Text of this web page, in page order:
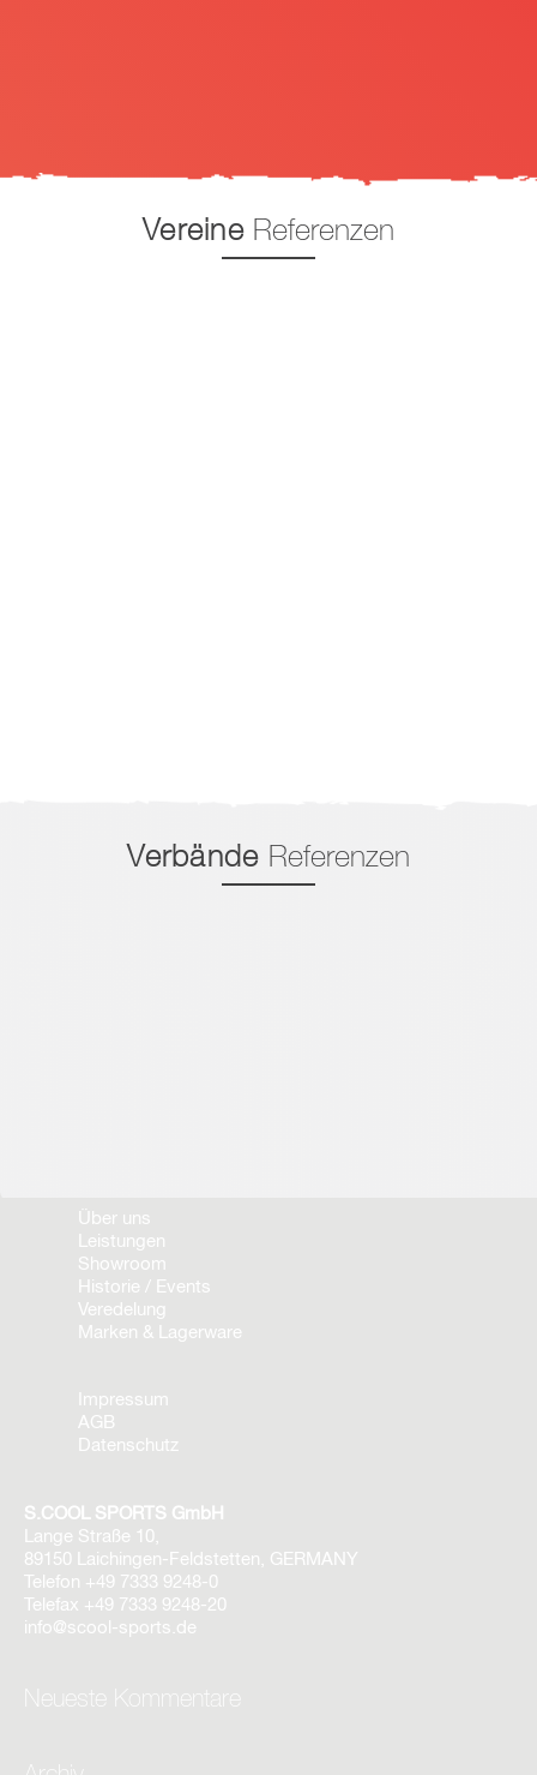
Vereine Referenzen
Verbände Referenzen
Über uns
Leistungen
Showroom
Historie / Events
Veredelung
Marken & Lagerware
Impressum
AGB
Datenschutz
S.COOL SPORTS GmbH
Lange Straße 10,
89150 Laichingen-Feldstetten, GERMANY
Telefon +49 7333 9248-0
Telefax +49 7333 9248-20
info@scool-sports.de
Neueste Kommentare